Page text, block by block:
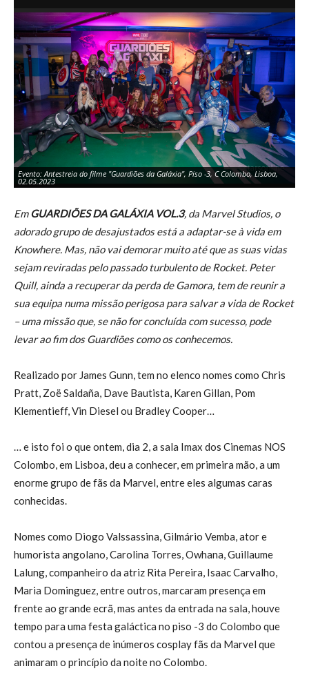
Evento: Antestreia do filme "Guardiões da Galáxia", Piso -3, C Colombo, Lisboa,
02.05.2023
EmGUARDIÕES DA GALÁXIA VOL.3, da Marvel Studios, o
adorado grupo de desajustados está a adaptar-se à vida em
Knowhere. Mas, não vai demorar muito até que as suas vidas
sejam reviradas pelo passado turbulento de Rocket. Peter
Quill, ainda a recuperar da perda de Gamora, tem de reunir a
sua equipa numa missão perigosa para salvar a vida de Rocket
– uma missão que, se não for concluída com sucesso, pode
levar ao fim dos Guardiões como os conhecemos.
Realizado por James Gunn, tem no elenco nomes como Chris
Pratt, Zoë Saldaña, Dave Bautista, Karen Gillan, Pom
Klementieff, Vin Diesel ou Bradley Cooper…
… e isto foi o que ontem, dia 2, a sala Imax dos Cinemas NOS
Colombo, em Lisboa, deu a conhecer, em primeira mão, a um
enorme grupo de fãs da Marvel, entre eles algumas caras
conhecidas.
Nomes como Diogo Valssassina, Gilmário Vemba, ator e
humorista angolano, Carolina Torres, Owhana, Guillaume
Lalung, companheiro da atriz Rita Pereira, Isaac Carvalho,
Maria Dominguez, entre outros, marcaram presença em
frente ao grande ecrã, mas antes da entrada na sala, houve
tempo para uma festa galáctica no piso -3 do Colombo que
contou a presença de inúmeros cosplay fãs da Marvel que
animaram o princípio da noite no Colombo.